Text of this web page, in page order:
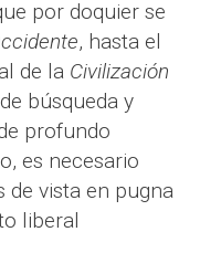
por doquier se
, hasta el
de la Civilización
búsqueda y
profundo
es necesario
de vista en pugna
liberal